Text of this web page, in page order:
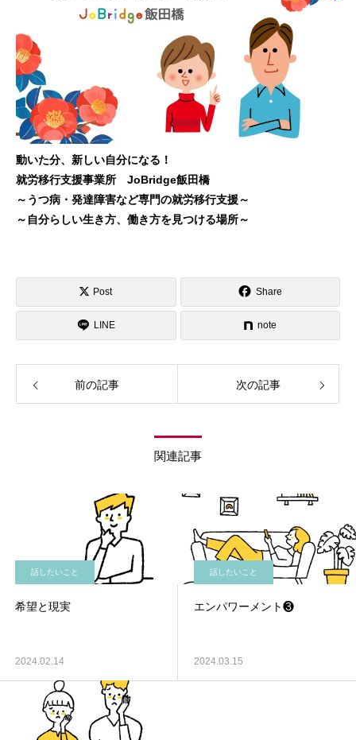
動いた分、新しい自分になる！
就労移行支援事業所 JoBridge飯田橋
～うつ病・発達障害など専門の就労移行支援～
～自分らしい生き方、働き方を見つける場所～
Post Share
LINE note
前の記事 次の記事
関連記事
話したいこと
希望と現実
2024.02.14
話したいこと
エンパワーメント❸
2024.03.15